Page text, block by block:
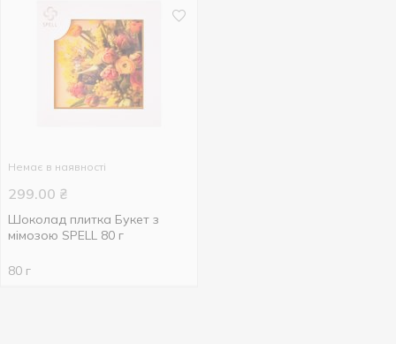
Немає в наявності
299.00 ₴
Шоколад плитка Букет з
мімозою SPELL 80 г
80 г